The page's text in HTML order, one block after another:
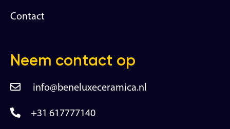
Contact
Neem contact op
info@beneluxeceramica.nl
+31 617777140